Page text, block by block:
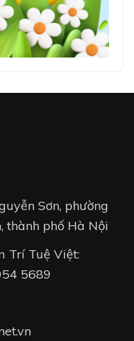
Sơn, phường
thành phố Hà Nội
Trí Tuệ Việt:
5689